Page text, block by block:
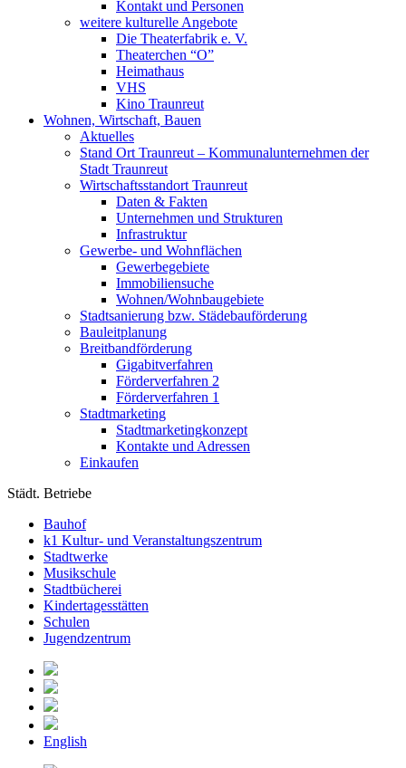
Kontakt und Personen
weitere kulturelle Angebote
Die Theaterfabrik e. V.
Theaterchen “O”
Heimathaus
VHS
Kino Traunreut
Wohnen, Wirtschaft, Bauen
Aktuelles
Stand Ort Traunreut – Kommunalunternehmen der
Stadt Traunreut
Wirtschaftsstandort Traunreut
Daten & Fakten
Unternehmen und Strukturen
Infrastruktur
Gewerbe- und Wohnflächen
Gewerbegebiete
Immobiliensuche
Wohnen/Wohnbaugebiete
Stadtsanierung bzw. Städebauförderung
Bauleitplanung
Breitbandförderung
Gigabitverfahren
Förderverfahren 2
Förderverfahren 1
Stadtmarketing
Stadtmarketingkonzept
Kontakte und Adressen
Einkaufen
Städt. Betriebe
Bauhof
k1 Kultur- und Veranstaltungszentrum
Stadtwerke
Musikschule
Stadtbücherei
Kindertagesstätten
Schulen
Jugendzentrum
English